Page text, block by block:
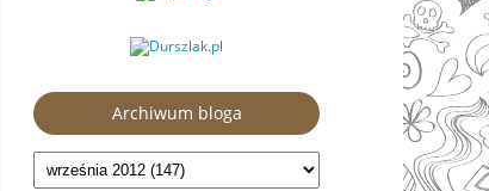
Archiwum bloga